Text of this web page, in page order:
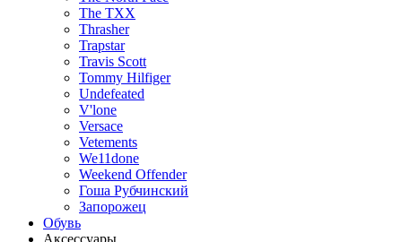
The TXX
Thrasher
Trapstar
Travis Scott
Tommy Hilfiger
Undefeated
V'lone
Versace
Vetements
We11done
Weekend Offender
Гоша Рубчинский
Запорожец
Обувь
Аксессуары